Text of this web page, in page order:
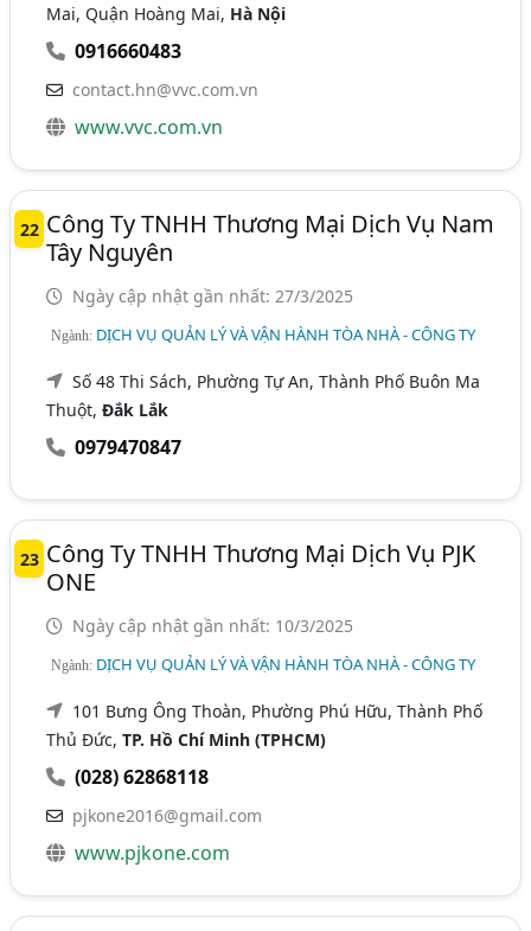
Mai, Quận Hoàng Mai, Hà Nội
0916660483
contact.hn@vvc.com.vn
www.vvc.com.vn
22 Công Ty TNHH Thương Mại Dịch Vụ Nam
Tây Nguyên
Ngày cập nhật gần nhất: 27/3/2025
Ngành: DỊCH VỤ QUẢN LÝ VÀ VẬN HÀNH TÒA NHÀ - CÔNG TY
Số 48 Thi Sách, Phường Tự An, Thành Phố Buôn Ma
Thuột,Đắk Lắk
0979470847
23 Công Ty TNHH Thương Mại Dịch Vụ PJK
ONE
Ngày cập nhật gần nhất: 10/3/2025
Ngành: DỊCH VỤ QUẢN LÝ VÀ VẬN HÀNH TÒA NHÀ - CÔNG TY
101 Bưng Ông Thoàn, Phường Phú Hữu, Thành Phố
Thủ Đức,TP. Hồ Chí Minh (TPHCM)
(028) 62868118
pjkone2016@gmail.com
www.pjkone.com